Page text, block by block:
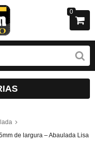
0
de largura – Abaulada Lisa